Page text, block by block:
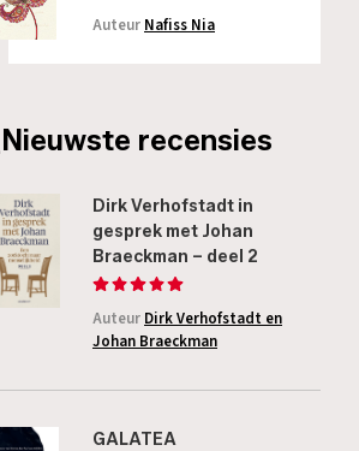
Auteur Nafiss Nia
_Nieuwste recensies
Dirk Verhofstadt in
gesprek met Johan
Braeckman – deel 2
Auteur Dirk Verhofstadt en
Johan Braeckman
GALATEA